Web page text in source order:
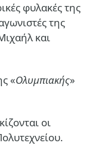
φυλακές της
της
και
«Ολυμπιακής»
οι